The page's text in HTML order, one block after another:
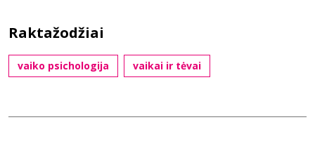
Raktažodžiai
vaiko psichologija vaikai ir tėvai